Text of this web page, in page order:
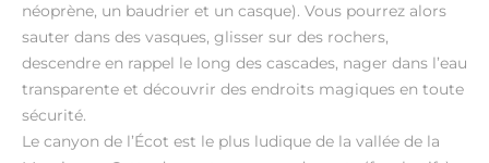
néoprène, un baudrier et un casque). Vous pourrez alors
sauter dans des vasques, glisser sur des rochers,
descendre en rappel le long des cascades, nager dans l’eau
transparente et découvrir des endroits magiques en toute
sécurité.
Le canyon de l’Écot est le plus ludique de la vallée de la